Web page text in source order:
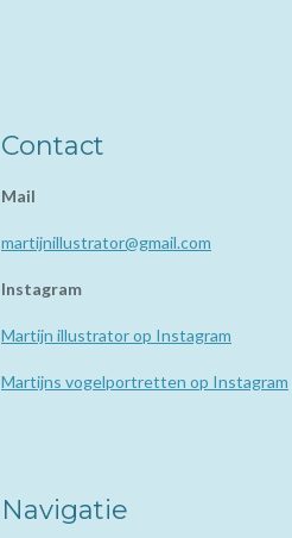
Contact
Mail
martijnillustrator@gmail.com
Instagram
Martijn illustrator op Instagram
Martijns vogelportretten op Instagram
Navigatie